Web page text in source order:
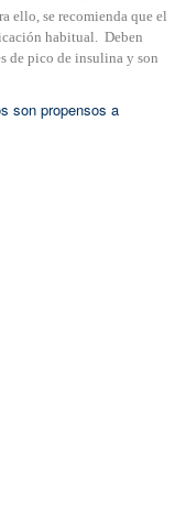
ello, se recomienda que el
habitual. Deben
de pico de insulina y son
son propensos a